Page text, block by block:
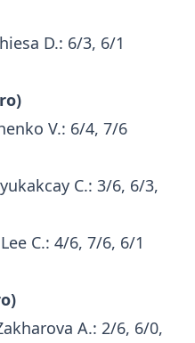
D.: 6/3, 6/1
V.: 6/4, 7/6
C.: 3/6, 6/3,
C.: 4/6, 7/6, 6/1
A.: 2/6, 6/0,